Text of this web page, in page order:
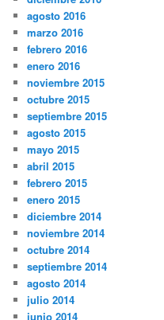
agosto 2016
marzo 2016
febrero 2016
enero 2016
noviembre 2015
octubre 2015
septiembre 2015
agosto 2015
mayo 2015
abril 2015
febrero 2015
enero 2015
diciembre 2014
noviembre 2014
octubre 2014
septiembre 2014
agosto 2014
julio 2014
junio 2014